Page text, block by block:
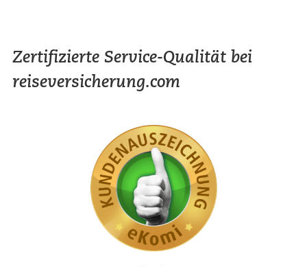
Zertifizierte Service-Qualität bei
reiseversicherung.com